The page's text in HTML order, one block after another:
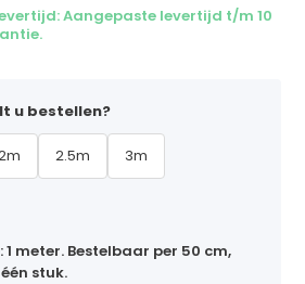
Aangepaste levertijd t/m 10
u bestellen?
2.5m 3m
meter. Bestelbaar per 50 cm,
stuk.